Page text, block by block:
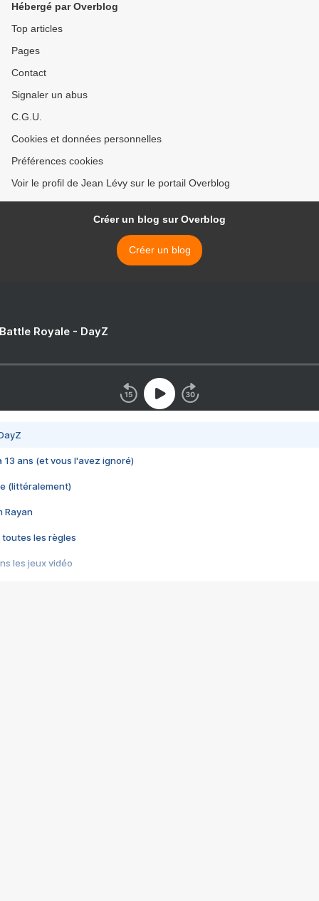
Hébergé par Overblog
Top articles
Pages
Contact
Signaler un abus
C.G.U.
Cookies et données personnelles
Préférences cookies
Voir le profil de Jean Lévy sur le portail Overblog
Créer un blog sur Overblog
Créer un blog
Royale - DayZ
13 ans (et vous l'avez ignoré)
(littéralement)
Rayan
toutes les règles
les jeux vidéo